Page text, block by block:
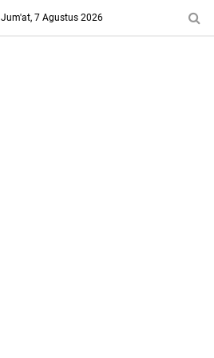
Jum'at, 7 Agustus 2026